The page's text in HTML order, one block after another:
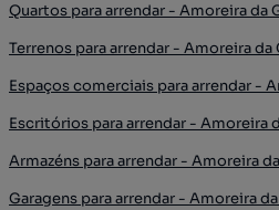
Quartos para arrendar - Amoreira da
Terrenos para arrendar - Amoreira da
Espaços comerciais para arrendar -
Escritórios para arrendar - Amoreira
Armazéns para arrendar - Amoreira
Garagens para arrendar - Amoreira